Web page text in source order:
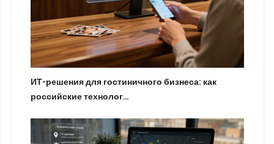
ИТ-решения для гостиничного бизнеса: как
российские технолог…